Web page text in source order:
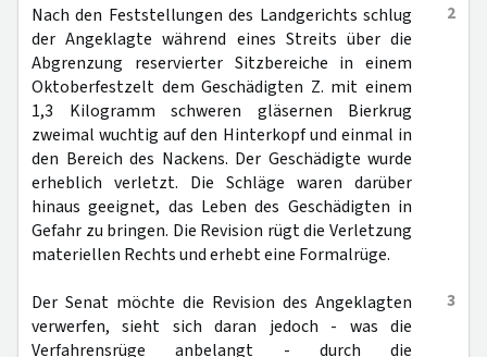
2
Nach den Feststellungen des Landgerichts schlug
der Angeklagte während eines Streits über die
Abgrenzung reservierter Sitzbereiche in einem
Oktoberfestzelt dem Geschädigten Z. mit einem
1,3 Kilogramm schweren gläsernen Bierkrug
zweimal wuchtig auf den Hinterkopf und einmal in
den Bereich des Nackens. Der Geschädigte wurde
erheblich verletzt. Die Schläge waren darüber
hinaus geeignet, das Leben des Geschädigten in
Gefahr zu bringen. Die Revision rügt die Verletzung
materiellen Rechts und erhebt eine Formalrüge.
3
Der Senat möchte die Revision des Angeklagten
verwerfen, sieht sich daran jedoch - was die
Verfahrensrüge anbelangt - durch die